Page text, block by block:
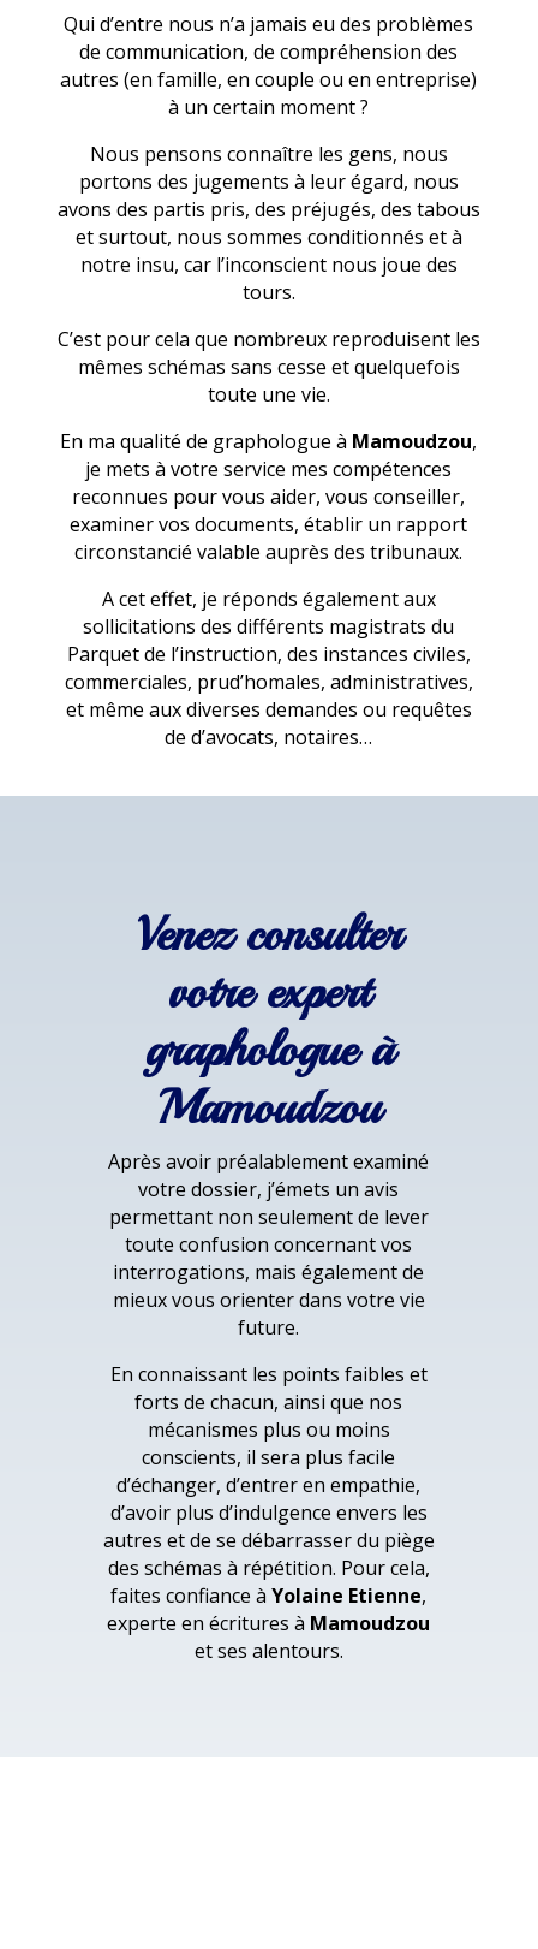
Qui d’entre nous n’a jamais eu des problèmes
de communication, de compréhension des
autres (en famille, en couple ou en entreprise)
à un certain moment ?
Nous pensons connaître les gens, nous
portons des jugements à leur égard, nous
avons des partis pris, des préjugés, des tabous
et surtout, nous sommes conditionnés et à
notre insu, car l’inconscient nous joue des
tours.
C’est pour cela que nombreux reproduisent les
mêmes schémas sans cesse et quelquefois
toute une vie.
En ma qualité de graphologue à Mamoudzou,
je mets à votre service mes compétences
reconnues pour vous aider, vous conseiller,
examiner vos documents, établir un rapport
circonstancié valable auprès des tribunaux.
A cet effet, je réponds également aux
sollicitations des différents magistrats du
Parquet de l’instruction, des instances civiles,
commerciales, prud’homales, administratives,
et même aux diverses demandes ou requêtes
de d’avocats, notaires…
Venez consulter
votre expert
graphologue à
Mamoudzou
Après avoir préalablement examiné
votre dossier, j’émets un avis
permettant non seulement de lever
toute confusion concernant vos
interrogations, mais également de
mieux vous orienter dans votre vie
future.
En connaissant les points faibles et
forts de chacun, ainsi que nos
mécanismes plus ou moins
conscients, il sera plus facile
d’échanger, d’entrer en empathie,
d’avoir plus d’indulgence envers les
autres et de se débarrasser du piège
des schémas à répétition. Pour cela,
faites confiance àYolaine Etienne,
experte en écritures à Mamoudzou
et ses alentours.